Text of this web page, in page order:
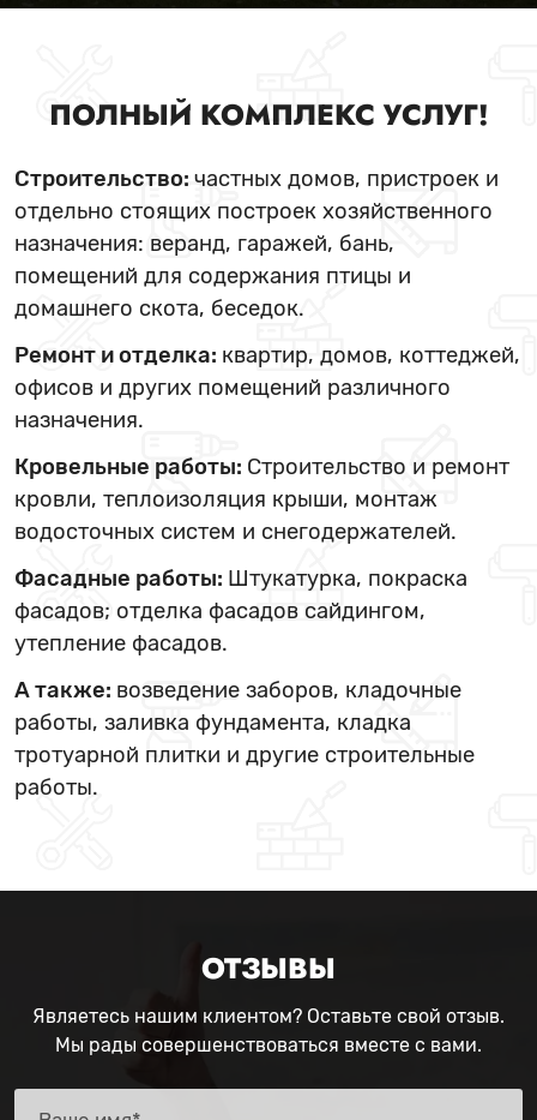
ПОЛНЫЙ КОМПЛЕКС УСЛУГ!
Строительство: частных домов, пристроек и
отдельно стоящих построек хозяйственного
назначения: веранд, гаражей, бань,
помещений для содержания птицы и
домашнего скота, беседок.
Ремонт и отделка: квартир, домов, коттеджей,
офисов и других помещений различного
назначения.
Кровельные работы: Строительство и ремонт
кровли, теплоизоляция крыши, монтаж
водосточных систем и снегодержателей.
Фасадные работы: Штукатурка, покраска
фасадов; отделка фасадов сайдингом,
утепление фасадов.
А также: возведение заборов, кладочные
работы, заливка фундамента, кладка
тротуарной плитки и другие строительные
работы.
ОТЗЫВЫ
Являетесь нашим клиентом? Оставьте свой отзыв.
Мы рады совершенствоваться вместе с вами.